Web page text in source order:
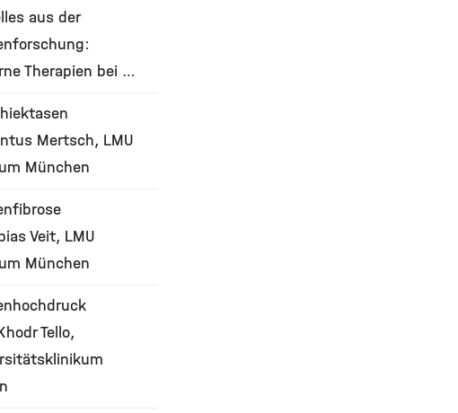
aus der
Therapien bei …
Mertsch, LMU
München
Veit, LMU
München
Tello,